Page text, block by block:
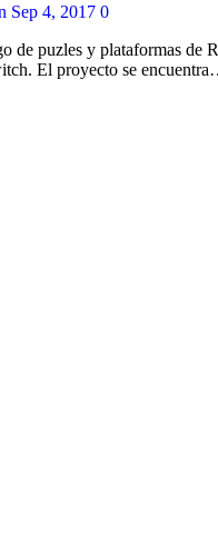
Sep 4, 2017 0
de puzles y plataformas de
El proyecto se